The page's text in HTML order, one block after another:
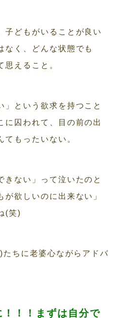
子どもがいることが良い
なく、どんな状態でも
思えること。
という欲求を持つこと
に囚われて、目の前の出
てもったいない。
きない」って泣いたのと
が欲しいのに出来ない」
(笑)
ちに老婆心ながらアドバ
！！！まずは自分で